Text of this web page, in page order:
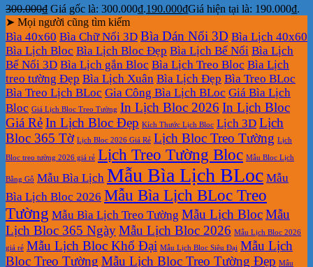
300.000₫ Giá gốc là: 300.000₫.190.000₫Giá hiện tại là: 190.000₫.
➤ Mọi người cũng tìm kiếm
Bìa 40x60 Bìa Chữ Nổi 3D Bìa Dán Nổi 3D Bìa Lịch 40x60
Bìa Lịch Bloc Bìa Lịch Bloc Đẹp Bìa Lịch Bế Nổi Bìa Lịch
Bế Nổi 3D Bìa Lịch gắn Bloc Bìa Lịch Treo Bloc Bìa Lịch
treo tường Đẹp Bìa Lịch Xuân Bìa Lịch Đẹp Bìa Treo BLoc
Bìa Treo Lịch BLoc Gia Công Bìa Lịch BLoc Giá Bìa Lịch
Bloc Giá Lịch Bloc Treo Tường In Lịch Bloc 2026 In Lịch Bloc
Giá RẻIn Lịch Bloc Đẹp Kích Thước Lịch Bloc Lịch 3D Lịch
Bloc 365 Tờ Lịch Bloc 2026 Giá Rẻ Lịch Bloc Treo Tường Lịch
Bloc treo tường 2026 giá rẻ Lịch Treo Tường Bloc Mẫu Bloc Lịch
Bằng Gỗ Mẫu Bìa Lịch Mẫu Bìa Lịch BLoc Mẫu
Bìa Lịch Bloc 2026 Mẫu Bìa Lịch BLoc Treo
Tường Mẫu Bìa Lịch Treo Tường Mẫu Lịch BlocMẫu
Lịch Bloc 365 NgàyMẫu Lịch Bloc 2026 Mẫu Lịch Bloc 2026
giá rẻ Mẫu Lịch Bloc Khổ Đại Mẫu Lịch Bloc Siêu Đại Mẫu Lịch
Bloc Treo Tường Mẫu Lịch Bloc Treo Tường Đẹp Mẫu